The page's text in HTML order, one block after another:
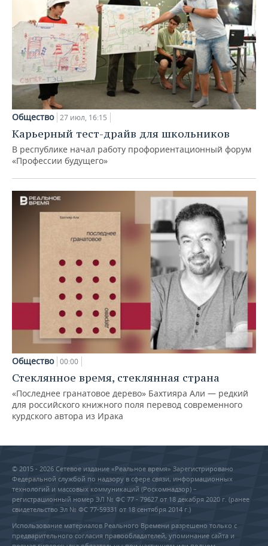
Общество 27 июл, 16:15
Карьерный тест-драйв для школьников
В республике начал работу профориентационный форум
«Профессии будущего»
Общество 00:00
Стеклянное время, стеклянная страна
«Последнее гранатовое дерево» Бахтияра Али — редкий
для российского книжного поля перевод современного
курдского автора из Ирака
© 2015 - 2026 Сетевое издание «Реальное время» Зарегистрировано
Федеральной службой по надзору в сфере связи, информационных
технологий и массовых коммуникаций (Роскомнадзор) –
регистрационный номер ЭЛ № ФС 77 - 79627 от 18 декабря 2020 г. (ранее
свидетельство Эл № ФС 77-59331 от 18 сентября 2014 г.)
Использование материалов Реального Времени разрешено только с
предварительного согласия правообладателей, упоминание сайта и